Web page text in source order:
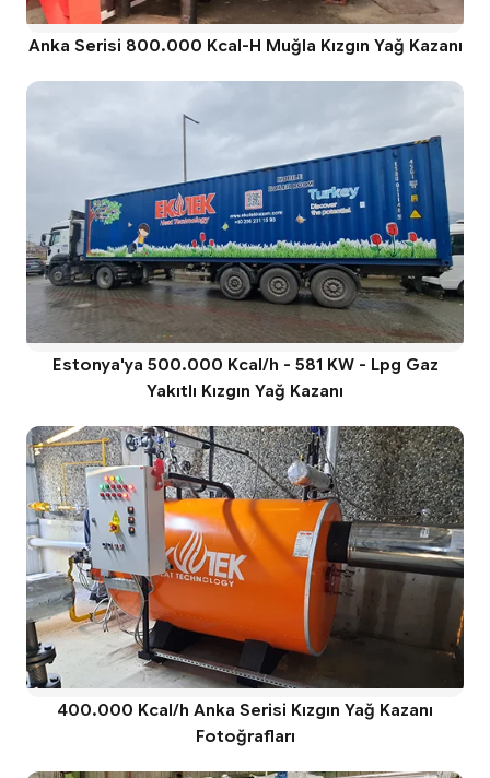
Anka Serisi 800.000 Kcal-H Muğla Kızgın Yağ Kazanı
Estonya'ya 500.000 Kcal/h - 581 KW - Lpg Gaz
Yakıtlı Kızgın Yağ Kazanı
400.000 Kcal/h Anka Serisi Kızgın Yağ Kazanı
Fotoğrafları